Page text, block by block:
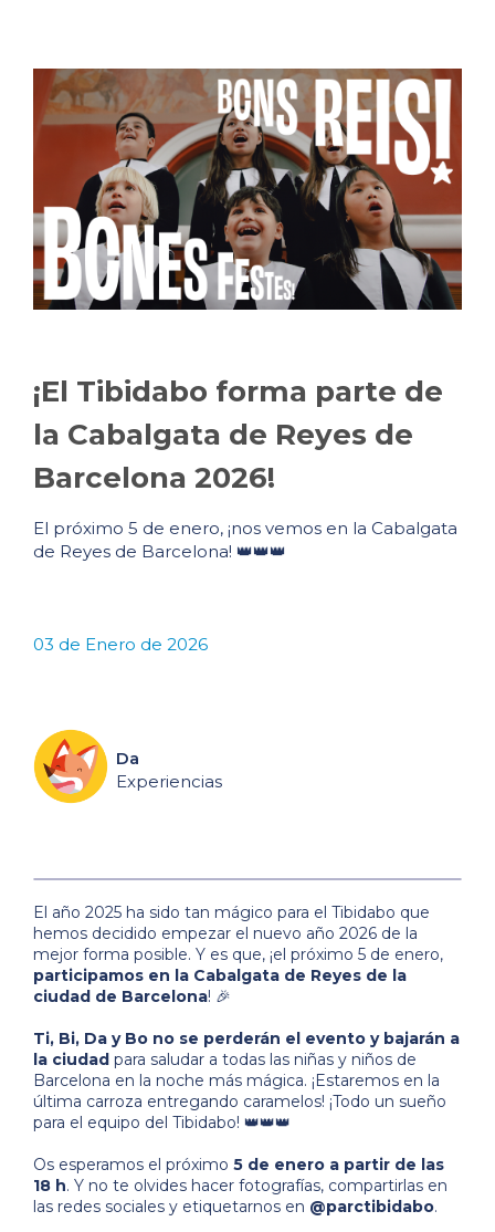
¡El Tibidabo forma parte de
la Cabalgata de Reyes de
Barcelona 2026!
El próximo 5 de enero, ¡nos vemos en la Cabalgata
de Reyes de Barcelona! 👑👑👑
03 de Enero de 2026
Da
Experiencias
El año 2025 ha sido tan mágico para el Tibidabo que
hemos decidido empezar el nuevo año 2026 de la
mejor forma posible. Y es que, ¡el próximo 5 de enero,
participamos en la Cabalgata de Reyes de la
ciudad de Barcelona! 🎉
Ti, Bi, Da y Bo no se perderán el evento y bajarán a
la ciudad para saludar a todas las niñas y niños de
Barcelona en la noche más mágica. ¡Estaremos en la
última carroza entregando caramelos! ¡Todo un sueño
para el equipo del Tibidabo! 👑👑👑
Os esperamos el próximo 5 de enero a partir de las
18 h. Y no te olvides hacer fotografías, compartirlas en
las redes sociales y etiquetarnos en @parctibidabo.